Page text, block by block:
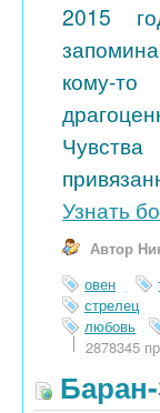
2015
кому-
Узнать
Автор
овен
стрелец
любовь
2878345